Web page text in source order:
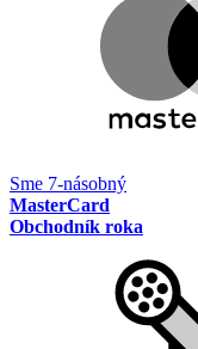
Sme 7-násobný
MasterCard
Obchodník roka